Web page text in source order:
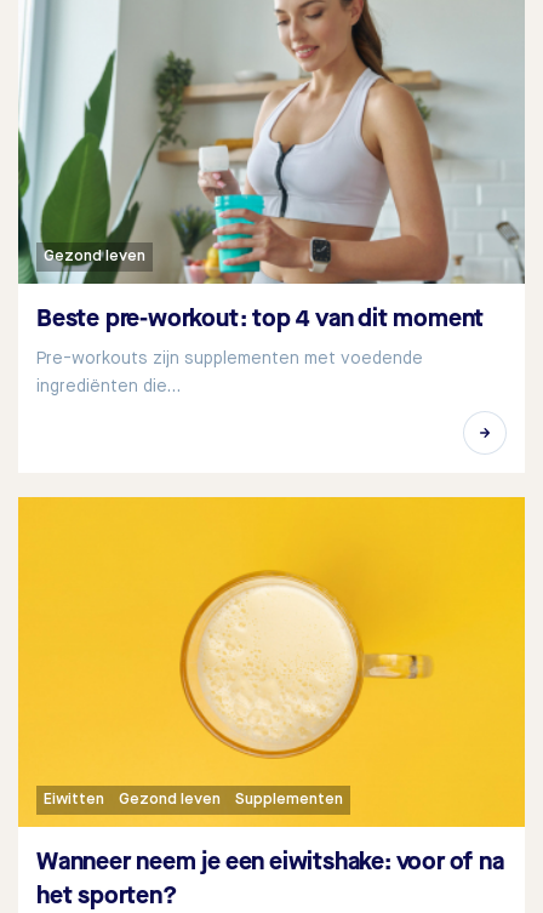
Gezond leven
Beste pre-workout: top 4 van dit moment
Pre-workouts zijn supplementen met voedende
ingrediënten die…
Eiwitten Gezond leven Supplementen
Wanneer neem je een eiwitshake: voor of na
het sporten?